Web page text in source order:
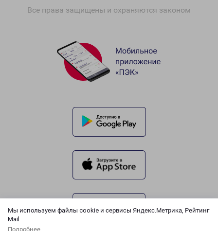
Мы используем файлы cookie и сервисы Яндекс.Метрика, Рейтинг
Mail
Подробнее
Все права защищены и охраняются законом